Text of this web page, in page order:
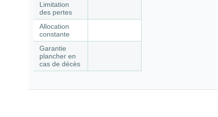
Limitation
des pertes
Allocation
constante
Garantie
plancher en
cas de décès